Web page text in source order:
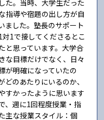
た。当時、大学生だった
指導や宿題の出し方が自
ました。塾長のサポート
対1で接してくださるとこ
と思っています。大学合
な目標だけでなく、日々
が明確になっていたの
どのあたりにいるのか、
すかったように思います
、週に1回程度授業・指
主な授業スタイル：個